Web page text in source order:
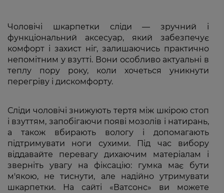
Чоловічі шкарпетки сліди — зручний і
функціональний аксесуар, який забезпечує
комфорт і захист ніг, залишаючись практично
непомітним у взутті. Вони особливо актуальні в
теплу пору року, коли хочеться уникнути
перегріву і дискомфорту.
Сліди чоловічі знижують тертя між шкірою стоп
і взуттям, запобігаючи появі мозолів і натирань,
а також вбирають вологу і допомагають
підтримувати ноги сухими. Під час вибору
віддавайте перевагу дихаючим матеріалам і
зверніть увагу на фіксацію: гумка має бути
м'якою, не тиснути, але надійно утримувати
шкарпетки. На сайті «Ватсонс» ви можете